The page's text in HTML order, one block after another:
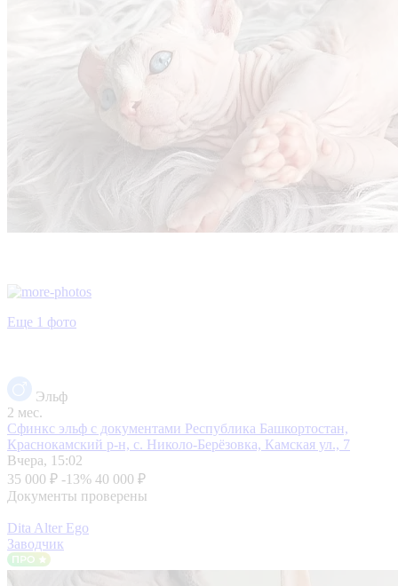
Еще 1 фото
Эльф
2 мес.
Сфинкс эльф с документами Республика Башкортостан,
Краснокамский р-н, с. Николо-Берёзовка, Камская ул., 7
Вчера, 15:02
35 000 ₽ -13% 40 000 ₽
Документы проверены
Dita Alter Ego
Заводчик